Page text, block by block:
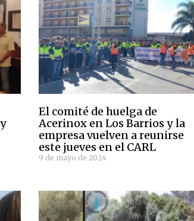
El comité de huelga de
Acerinox en Los Barrios y la
empresa vuelven a reunirse
este jueves en el CARL
9 de mayo de 2024